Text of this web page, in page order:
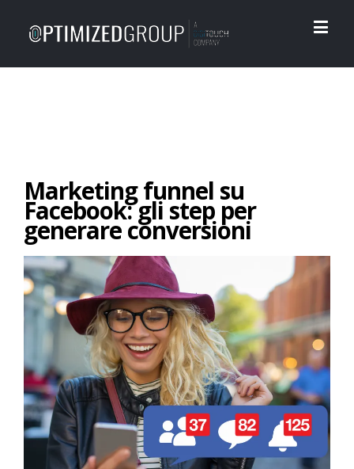
Marketing funnel su
Facebook: gli step per
generare conversioni